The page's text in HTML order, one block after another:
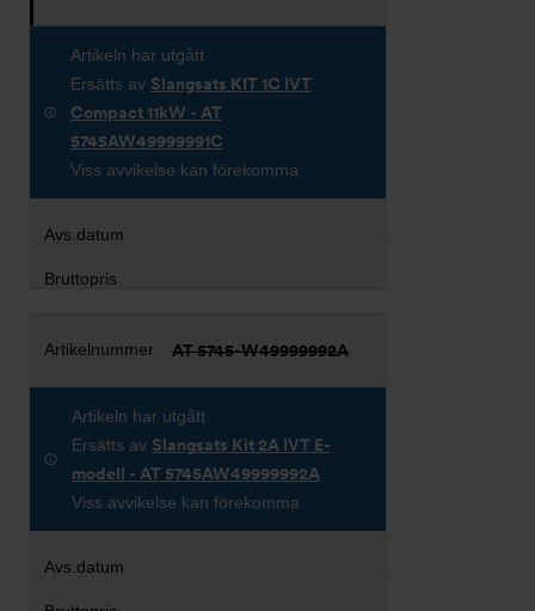
Artikeln har utgått
Ersätts av Slangsats KIT 1C IVT
Compact 11kW - AT
5745AW49999991C
Viss avvikelse kan förekomma
AT 5745-W49999992A
Artikeln har utgått
Ersätts av Slangsats Kit 2A IVT E-
modell - AT 5745AW49999992A
Viss avvikelse kan förekomma